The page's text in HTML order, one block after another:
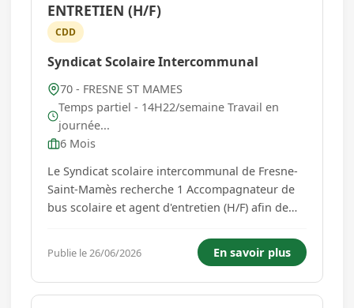
ENTRETIEN (H/F)
CDD
Syndicat Scolaire Intercommunal
70 - FRESNE ST MAMES
Temps partiel - 14H22/semaine Travail en
journée...
6 Mois
Le Syndicat scolaire intercommunal de Fresne-
Saint-Mamès recherche 1 Accompagnateur de
bus scolaire et agent d'entretien (H/F) afin de
en milieu scolaire. Poste à pourvoir au
24/08/2026. Le temps de travail se répartit ainsi
: A/ Période scolaire : ...
Publie le 26/06/2026 En savoir plus